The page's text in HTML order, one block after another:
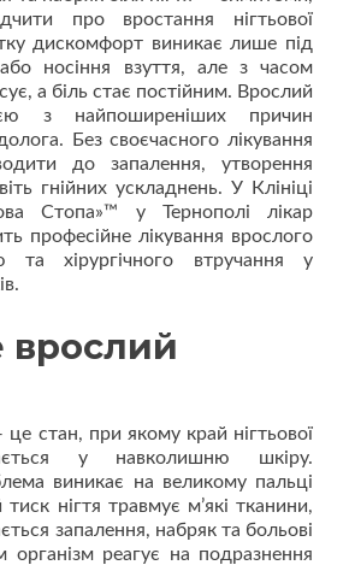
про вростання нігтьової
дискомфорт виникає лише під
носіння взуття, але з часом
а біль стає постійним. Врослий
з найпоширеніших причин
Без своєчасного лікування
до запалення, утворення
гнійних ускладнень. У Клініці
Стопа»™ у Тернополі лікар
професійне лікування врослого
та хірургічного втручання у
врослий
це стан, при якому край нігтьової
у навколишню шкіру.
виникає на великому пальці
нігтя травмує м’які тканини,
запалення, набряк та больові
організм реагує на подразнення